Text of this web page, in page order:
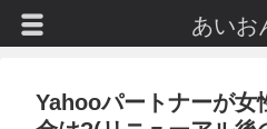
Yahooパートナーが女
あいお